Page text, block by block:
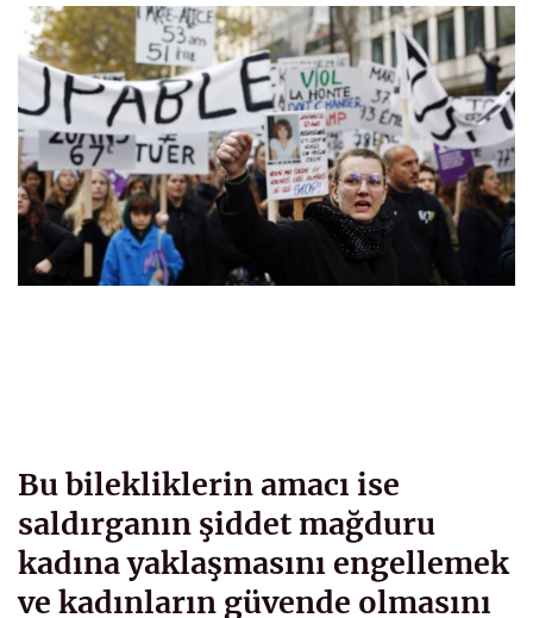
Bu bilekliklerin amacı ise
saldırganın şiddet mağduru
kadına yaklaşmasını engellemek
ve kadınların güvende olmasını